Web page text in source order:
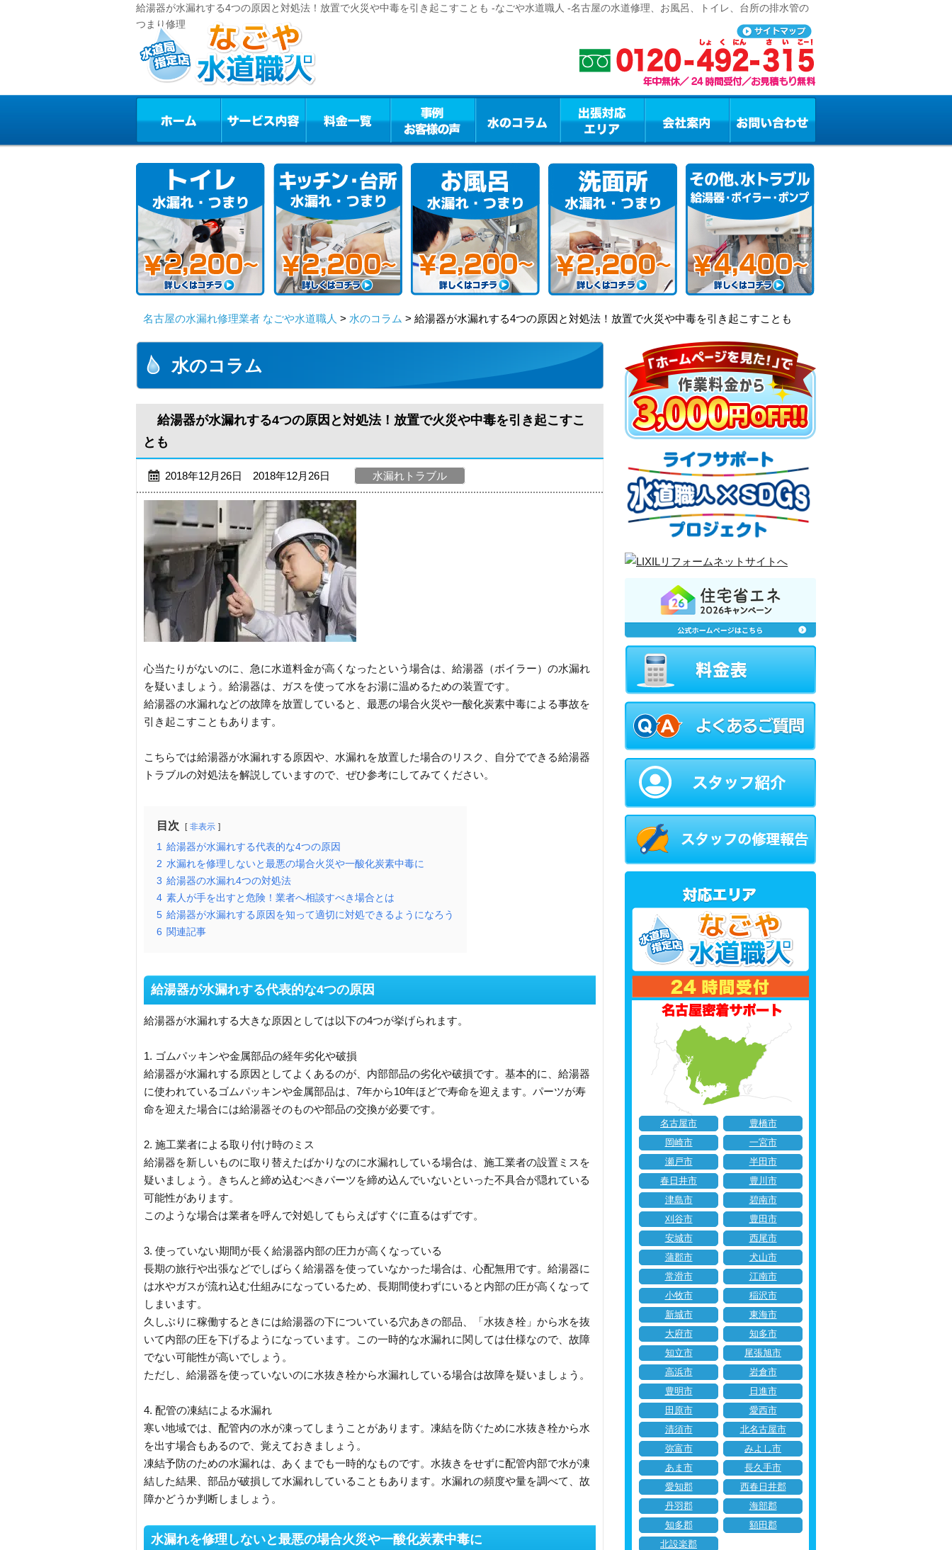
給湯器が水漏れする4つの原因と対処法！放置で火災や中毒を引き起こすことも -なごや水道職人 -名古屋の水道修理、お風呂、トイレ、台所の排水管の
つまり修理
名古屋の水漏れ修理業者 なごや水道職人 > 水のコラム > 給湯器が水漏れする4つの原因と対処法！放置で火災や中毒を引き起こすことも
水のコラム
給湯器が水漏れする4つの原因と対処法！放置で火災や中毒を引き起こすこ
とも
2018年12月26日 2018年12月26日 水漏れトラブル
心当たりがないのに、急に水道料金が高くなったという場合は、給湯器（ボイラー）の水漏れ
を疑いましょう。給湯器は、ガスを使って水をお湯に温めるための装置です。
給湯器の水漏れなどの故障を放置していると、最悪の場合火災や一酸化炭素中毒による事故を
引き起こすこともあります。
こちらでは給湯器が水漏れする原因や、水漏れを放置した場合のリスク、自分でできる給湯器
トラブルの対処法を解説していますので、ぜひ参考にしてみてください。
目次 非表示
1 給湯器が水漏れする代表的な4つの原因
2 水漏れを修理しないと最悪の場合火災や一酸化炭素中毒に
3 給湯器の水漏れ4つの対処法
4 素人が手を出すと危険！業者へ相談すべき場合とは
5 給湯器が水漏れする原因を知って適切に対処できるようになろう
6 関連記事
給湯器が水漏れする代表的な4つの原因
給湯器が水漏れする大きな原因としては以下の4つが挙げられます。
1. ゴムパッキンや金属部品の経年劣化や破損
給湯器が水漏れする原因としてよくあるのが、内部部品の劣化や破損です。基本的に、給湯器
に使われているゴムパッキンや金属部品は、7年から10年ほどで寿命を迎えます。パーツが寿
命を迎えた場合には給湯器そのものや部品の交換が必要です。
2. 施工業者による取り付け時のミス
給湯器を新しいものに取り替えたばかりなのに水漏れしている場合は、施工業者の設置ミスを
疑いましょう。きちんと締め込むべきパーツを締め込んでいないといった不具合が隠れている
可能性があります。
このような場合は業者を呼んで対処してもらえばすぐに直るはずです。
3. 使っていない期間が長く給湯器内部の圧力が高くなっている
長期の旅行や出張などでしばらく給湯器を使っていなかった場合は、心配無用です。給湯器に
は水やガスが流れ込む仕組みになっているため、長期間使わずにいると内部の圧が高くなって
しまいます。
久しぶりに稼働するときには給湯器の下についている穴あきの部品、「水抜き栓」から水を抜
いて内部の圧を下げるようになっています。この一時的な水漏れに関しては仕様なので、故障
でない可能性が高いでしょう。
ただし、給湯器を使っていないのに水抜き栓から水漏れしている場合は故障を疑いましょう。
4. 配管の凍結による水漏れ
寒い地域では、配管内の水が凍ってしまうことがあります。凍結を防ぐために水抜き栓から水
を出す場合もあるので、覚えておきましょう。
凍結予防のための水漏れは、あくまでも一時的なものです。水抜きをせずに配管内部で水が凍
結した結果、部品が破損して水漏れしていることもあります。水漏れの頻度や量を調べて、故
障かどうか判断しましょう。
水漏れを修理しないと最悪の場合火災や一酸化炭素中毒に
名古屋市
豊橋市
岡崎市
一宮市
瀬戸市
半田市
春日井市
豊川市
津島市
碧南市
刈谷市
豊田市
安城市
西尾市
蒲郡市
犬山市
常滑市
江南市
小牧市
稲沢市
新城市
東海市
大府市
知多市
知立市
尾張旭市
高浜市
岩倉市
豊明市
日進市
田原市
愛西市
清須市
北名古屋市
弥富市
みよし市
あま市
長久手市
愛知郡
西春日井郡
丹羽郡
海部郡
知多郡
額田郡
北設楽郡